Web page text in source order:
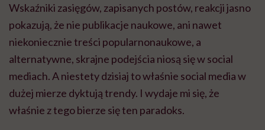
Wskaźniki zasięgów, zapisanych postów, reakcji jasno
pokazują, że nie publikacje naukowe, ani nawet
niekoniecznie treści popularnonaukowe, a
alternatywne, skrajne podejścia niosą się w social
mediach. A niestety dzisiaj to właśnie social media w
dużej mierze dyktują trendy. I wydaje mi się, że
właśnie z tego bierze się ten paradoks.